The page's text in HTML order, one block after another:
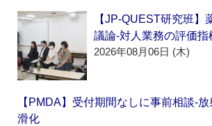
【JP-QUEST研究班】
議論‐対人業務の評価指
2026年08月06日 (木)
【PMDA】受付期間なしに事前相談‐
滑化